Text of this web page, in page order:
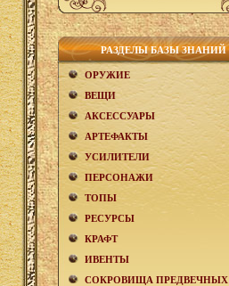
РАЗДЕЛЫ БАЗЫ ЗНАНИЙ
ОРУЖИЕ
ВЕЩИ
АКCЕСCУАРЫ
АРТЕФАКТЫ
УСИЛИТЕЛИ
ПЕРСОНАЖИ
ТОПЫ
РЕСУРСЫ
КРАФТ
ИВЕНТЫ
СОКРОВИЩА ПРЕДВЕЧНЫХ